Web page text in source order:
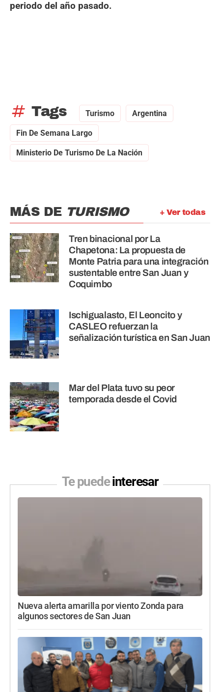
periodo del año pasado.
tag Tags Turismo Argentina
Fin De Semana Largo
Ministerio De Turismo De La Nación
+ Ver todas
MÁS DE TURISMO
Tren binacional por La
Chapetona: La propuesta de
Monte Patria para una integración
sustentable entre San Juan y
Coquimbo
Ischigualasto, El Leoncito y
CASLEO refuerzan la
señalización turística en San Juan
Mar del Plata tuvo su peor
temporada desde el Covid
Te puedeinteresar
Nueva alerta amarilla por viento Zonda para
algunos sectores de San Juan